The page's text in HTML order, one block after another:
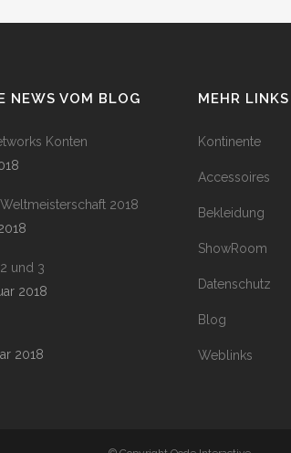
NEWS VOM BLOG
Konten
2018
und 3
2018
2018
MEHR LINKS
Kontinente
Accessoires
Bekleidung
ShowRoom
Datenschutz
Blog
Weblinks